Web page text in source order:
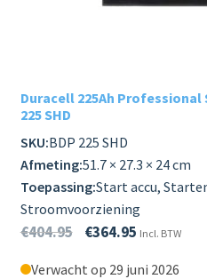
TRACTOR
PROFESSIONEEL GEBRUIK
LADERS & ACCESSOIRES
Duracell 225Ah Professional
225 SHD
SKU:BDP 225 SHD
Afmeting:51.7 × 27.3 × 24 cm
Toepassing:Start accu,
Stroomvoorziening
€404.95 €364.95 Incl. BTW
Verwacht op 29 juni 2026